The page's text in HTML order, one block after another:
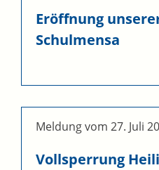
Eröffnung
Schulmensa
Meldung vom 27. Juli
Vollsperrung